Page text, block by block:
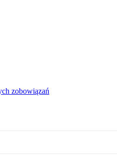
zobowiązań